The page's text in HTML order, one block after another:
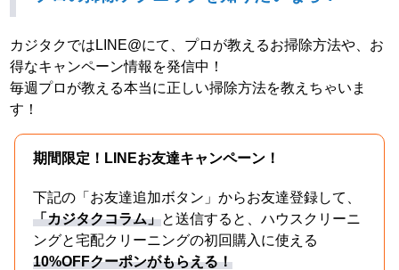
カジタクではLINE@にて、プロが教えるお掃除方法や、お
得なキャンペーン情報を発信中！
毎週プロが教える本当に正しい掃除方法を教えちゃいま
す！
期間限定！LINEお友達キャンペーン！
下記の「お友達追加ボタン」からお友達登録して、
「カジタクコラム」と送信すると、ハウスクリーニ
ングと宅配クリーニングの初回購入に使える
10%OFFクーポンがもらえる！